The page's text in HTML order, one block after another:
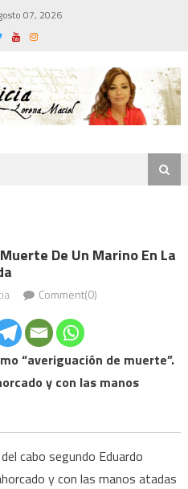
07, 2026
De Un Marino En La
Comment(0)
“averiguación de muerte”.
y con las manos
cabo segundo Eduardo
y con las manos atadas